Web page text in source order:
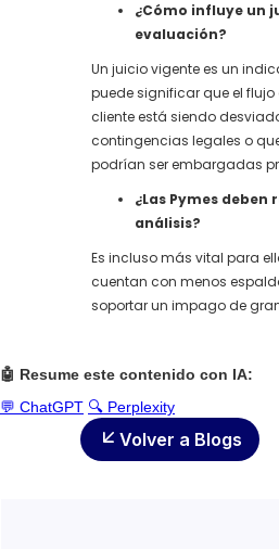
¿Cómo influye un
evaluación?
Un juicio vigente es un
puede significar que el
cliente está siendo
contingencias legales o
podrían ser embargadas
¿Las Pymes deben
análisis?
Es incluso más vital para
cuentan con menos
soportar un impago de
🤖 Resume este contenido con IA:
💬 ChatGPT 🔍 Perplexity
Volver a Blogs